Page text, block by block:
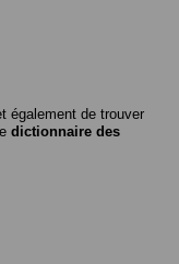
également de trouver
dictionnaire des